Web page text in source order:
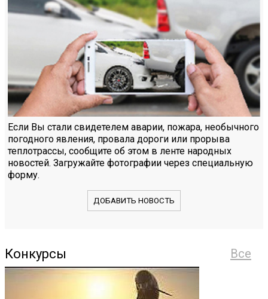
Если Вы стали свидетелем аварии, пожара, необычного
погодного явления, провала дороги или прорыва
теплотрассы, сообщите об этом в ленте народных
новостей. Загружайте фотографии через специальную
форму.
ДОБАВИТЬ НОВОСТЬ
Все
Конкурсы